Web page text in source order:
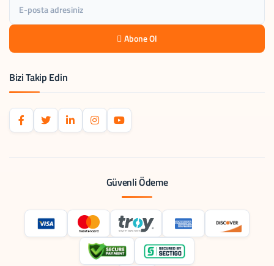
Abone Ol
Bizi Takip Edin
Güvenli Ödeme